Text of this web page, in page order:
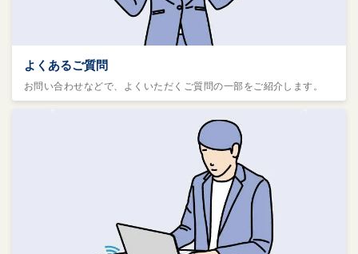
よくあるご質問
お問い合わせなどで、よくいただくご質問の一部をご紹介します。